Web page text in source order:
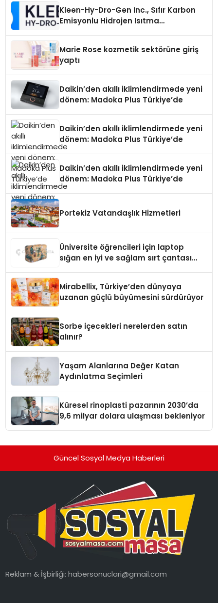
Kleen-Hy-Dro-Gen Inc., Sıfır Karbon
Emisyonlu Hidrojen Isıtma
Marie Rose kozmetik sektörüne giriş
yaptı
Daikin’den akıllı iklimlendirmede yeni
dönem: Madoka Plus Türkiye’de
Daikin’den akıllı iklimlendirmede yeni
dönem: Madoka Plus Türkiye’de
Daikin’den akıllı iklimlendirmede yeni
dönem: Madoka Plus Türkiye’de
Portekiz Vatandaşlık Hizmetleri
Üniversite öğrencileri için laptop
sığan en iyi ve sağlam sırt çantası
Mirabellix, Türkiye’den dünyaya
uzanan güçlü büyümesini sürdürüyor
Sorbe içecekleri nerelerden satın
alınır?
Yaşam Alanlarına Değer Katan
Aydınlatma Seçimleri
Küresel rinoplasti pazarının 2030’da
9,6 milyar dolara ulaşması bekleniyor
Güncel Sosyal Medya Haberleri
Reklam & İşbirliği:habersonuclari@gmail.com